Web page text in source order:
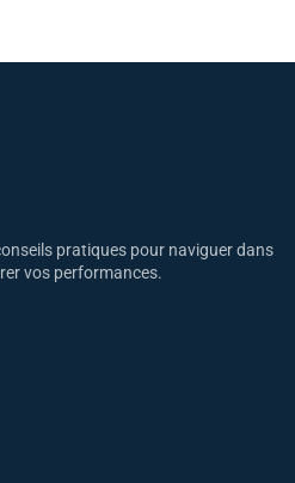
pratiques pour naviguer dans
vos performances.